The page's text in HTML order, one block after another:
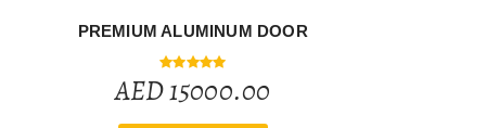
PREMIUM ALUMINUM DOOR
AED 15000.00